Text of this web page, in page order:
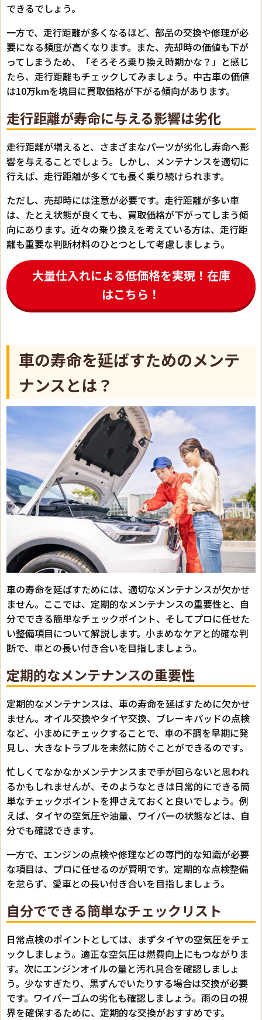
できるでしょう。
一方で、走行距離が多くなるほど、部品の交換や修理が必
要になる頻度が高くなります。また、売却時の価値も下が
ってしまうため、「そろそろ乗り換え時期かな？」と感じ
たら、走行距離もチェックしてみましょう。中古車の価値
は10万kmを境目に買取価格が下がる傾向があります。
走行距離が寿命に与える影響は劣化
走行距離が増えると、さまざまなパーツが劣化し寿命へ影
響を与えることでしょう。しかし、メンテナンスを適切に
行えば、走行距離が多くても長く乗り続けられます。
ただし、売却時には注意が必要です。走行距離が多い車
は、たとえ状態が良くても、買取価格が下がってしまう傾
向にあります。近々の乗り換えを考えている方は、走行距
離も重要な判断材料のひとつとして考慮しましょう。
大量仕入れによる低価格を実現！在庫
はこちら！
車の寿命を延ばすためのメンテ
ナンスとは？
車の寿命を延ばすためには、適切なメンテナンスが欠かせ
ません。ここでは、定期的なメンテナンスの重要性と、自
分でできる簡単なチェックポイント、そしてプロに任せた
い整備項目について解説します。小まめなケアと的確な判
断で、車との長い付き合いを目指しましょう。
定期的なメンテナンスの重要性
定期的なメンテナンスは、車の寿命を延ばすために欠かせ
ません。オイル交換やタイヤ交換、ブレーキパッドの点検
など、小まめにチェックすることで、車の不調を早期に発
見し、大きなトラブルを未然に防ぐことができるのです。
忙しくてなかなかメンテナンスまで手が回らないと思われ
るかもしれませんが、そのようなときは日常的にできる簡
単なチェックポイントを押さえておくと良いでしょう。例
えば、タイヤの空気圧や油量、ワイパーの状態などは、自
分でも確認できます。
一方で、エンジンの点検や修理などの専門的な知識が必要
な項目は、プロに任せるのが賢明です。定期的な点検整備
を怠らず、愛車との長い付き合いを目指しましょう。
自分でできる簡単なチェックリスト
日常点検のポイントとしては、まずタイヤの空気圧をチェ
ックしましょう。適正な空気圧は燃費向上にもつながりま
す。次にエンジンオイルの量と汚れ具合を確認しましょ
う。少なすぎたり、黒ずんでいたりする場合は交換が必要
です。ワイパーゴムの劣化も確認しましょう。雨の日の視
界を確保するために、定期的な交換がおすすめです。